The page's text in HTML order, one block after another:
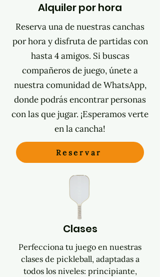
Alquiler por hora
Reserva una de nuestras canchas
por hora y disfruta de partidas con
hasta 4 amigos. Si buscas
compañeros de juego, únete a
nuestra comunidad de WhatsApp,
donde podrás encontrar personas
con las que jugar. ¡Esperamos verte
en la cancha!
Reservar
Clases
Perfecciona tu juego en nuestras
clases de pickleball, adaptadas a
todos los niveles: principiante,